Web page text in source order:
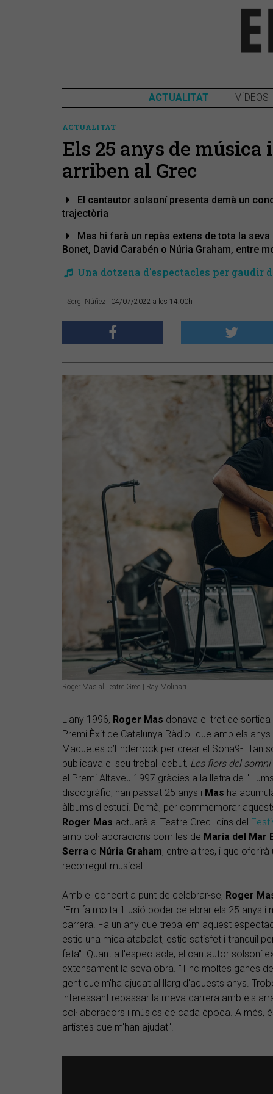
ACTUALITAT VÍDEOS
ACTUALITAT
Els 25 anys de música
arriben al Grec
El cantautor solsoní presenta demà un
trajectòria
Mas hi farà un repàs extens de tota la
Bonet, David Carabén o Núria Graham, entre
Una dotzena d'espectacles per gaudir
Sergi Núñez | 04/07/2022 a les 14:00h
Roger Mas al Teatre Grec | Ray Molinari
L'any 1996, Roger Mas donava el tret de
Premi Èxit de Catalunya Ràdio -que amb els
Maquetes d’Enderrock per crear el Sona9-. Tan
publicava el seu treball debut, Les flors del somni
el Premi Altaveu 1997 gràcies a la lletra de
discogràfic, han passat 25 anys i Mas ha
àlbums d'estudi. Demà, per commemorar
Roger Mas actuarà al Teatre Grec -dins del
amb col·laboracions com les de Maria del Mar
Serra o Núria Graham, entre altres, i que
recorregut musical.
Amb el concert a punt de celebrar-se, Roger
"Em fa molta il·lusió poder celebrar els 25 anys
carrera. Fa un any que treballem aquest
estic una mica atabalat, estic satisfet i tranquil
feta". Quant a l'espectacle, el cantautor solsoní
extensament la seva obra. "Tinc moltes ganes
gent que m'ha ajudat al llarg d'aquests anys.
interessant repassar la meva carrera amb els
col·laboradors i músics de cada època. A més,
artistes que m'han ajudat".